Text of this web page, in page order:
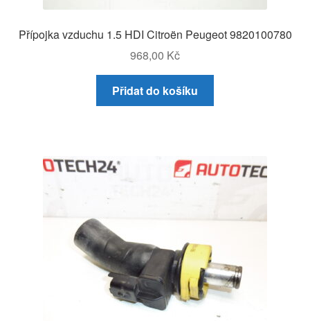
Přípojka vzduchu 1.5 HDI Citroën Peugeot 9820100780
968,00 Kč
Přidat do košíku